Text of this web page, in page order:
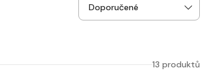
13 produktů